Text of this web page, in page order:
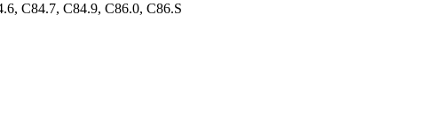
С84.7, С84.9, С86.0, C86.S